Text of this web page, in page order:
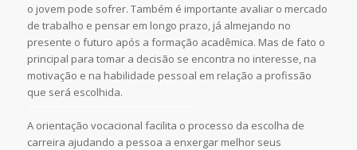
o jovem pode sofrer. Também é importante avaliar o mercado
de trabalho e pensar em longo prazo, já almejando no
presente o futuro após a formação acadêmica. Mas de fato o
principal para tomar a decisão se encontra no interesse, na
motivação e na habilidade pessoal em relação a profissão
que será escolhida.
A orientação vocacional facilita o processo da escolha de
carreira ajudando a pessoa a enxergar melhor seus